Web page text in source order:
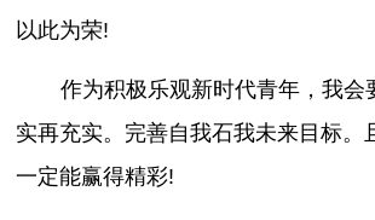
以此为荣!
作为积极乐观新时代青年，我会
实再充实。完善自我石我未来目标。
一定能赢得精彩!